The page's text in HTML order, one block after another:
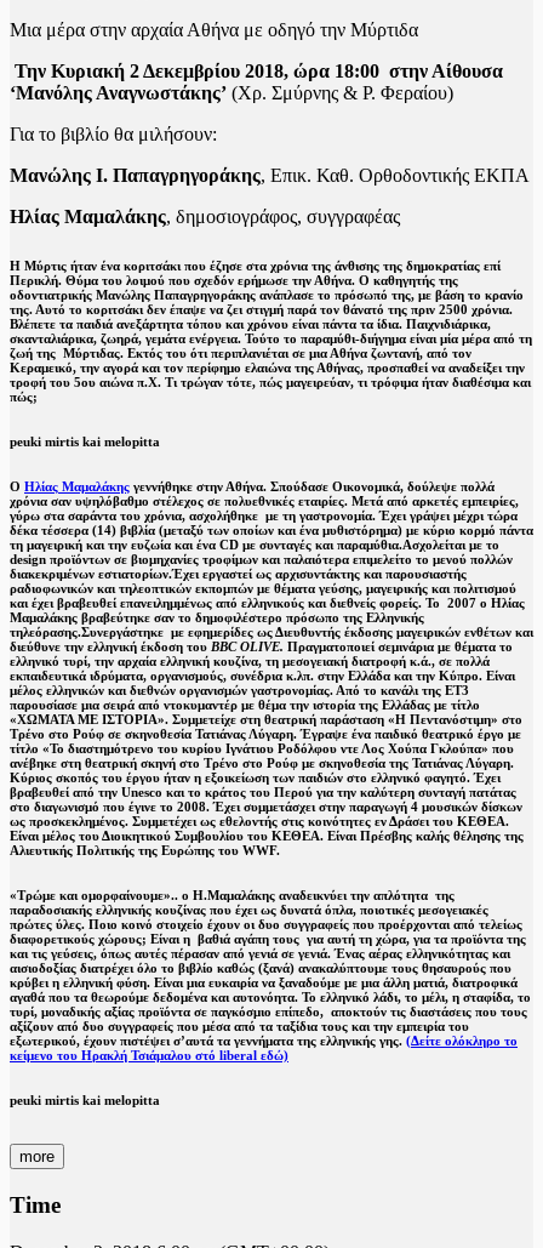
Μια μέρα στην αρχαία Αθήνα με οδηγό την Μύρτιδα
Την Κυριακή 2 Δεκεμβρίου 2018, ώρα 18:00 στην Αίθουσα
‘Μανόλης Αναγνωστάκης’ (Χρ. Σμύρνης & Ρ. Φεραίου)
Για το βιβλίο θα μιλήσουν:
Μανώλης Ι. Παπαγρηγοράκης, Επικ. Καθ. Ορθοδοντικής ΕΚΠΑ
Ηλίας Μαμαλάκης, δημοσιογράφος, συγγραφέας
Η Μύρτις ήταν ένα κοριτσάκι που έζησε στα χρόνια της άνθισης της δημοκρατίας επί
Περικλή. Θύμα του λοιμού που σχεδόν ερήμωσε την Αθήνα. Ο καθηγητής της
οδοντιατρικής Μανώλης Παπαγρηγοράκης ανάπλασε το πρόσωπό της, με βάση το κρανίο
της. Αυτό το κοριτσάκι δεν έπαψε να ζει στιγμή παρά τον θάνατό της πριν 2500 χρόνια.
Βλέπετε τα παιδιά ανεξάρτητα τόπου και χρόνου είναι πάντα τα ίδια. Παιχνιδιάρικα,
σκανταλιάρικα, ζωηρά, γεμάτα ενέργεια. Τούτο το παραμύθι-διήγημα είναι μία μέρα από τη
ζωή της Μύρτιδας. Εκτός του ότι περιπλανιέται σε μια Αθήνα ζωντανή, από τον
Κεραμεικό, την αγορά και τον περίφημο ελαιώνα της Αθήνας, προσπαθεί να αναδείξει την
τροφή του 5ου αιώνα π.Χ. Τι τρώγαν τότε, πώς μαγειρεύαν, τι τρόφιμα ήταν διαθέσιμα και
πώς;
peuki mirtis kai melopitta
Ο Ηλίας Μαμαλάκης γεννήθηκε στην Αθήνα. Σπούδασε Οικονομικά, δούλεψε πολλά
χρόνια σαν υψηλόβαθμο στέλεχος σε πολυεθνικές εταιρίες. Μετά από αρκετές εμπειρίες,
γύρω στα σαράντα του χρόνια, ασχολήθηκε με τη γαστρονομία. Έχει γράψει μέχρι τώρα
δέκα τέσσερα (14) βιβλία (μεταξύ των οποίων και ένα μυθιστόρημα) με κύριο κορμό πάντα
τη μαγειρική και την ευζωία και ένα CD με συνταγές και παραμύθια.Ασχολείται με το
design προϊόντων σε βιομηχανίες τροφίμων και παλαιότερα επιμελείτο το μενού πολλών
διακεκριμένων εστιατορίων.Έχει εργαστεί ως αρχισυντάκτης και παρουσιαστής
ραδιοφωνικών και τηλεοπτικών εκπομπών με θέματα γεύσης, μαγειρικής και πολιτισμού
και έχει βραβευθεί επανειλημμένως από ελληνικούς και διεθνείς φορείς. Το 2007 ο Ηλίας
Μαμαλάκης βραβεύτηκε σαν το δημοφιλέστερο πρόσωπο της Ελληνικής
τηλεόρασης.Συνεργάστηκε με εφημερίδες ως Διευθυντής έκδοσης μαγειρικών ενθέτων και
διεύθυνε την ελληνική έκδοση του BBC OLIVE. Πραγματοποιεί σεμινάρια με θέματα το
ελληνικό τυρί, την αρχαία ελληνική κουζίνα, τη μεσογειακή διατροφή κ.ά., σε πολλά
εκπαιδευτικά ιδρύματα, οργανισμούς, συνέδρια κ.λπ. στην Ελλάδα και την Κύπρο. Είναι
μέλος ελληνικών και διεθνών οργανισμών γαστρονομίας. Από το κανάλι της ΕΤ3
παρουσίασε μια σειρά από ντοκυμαντέρ με θέμα την ιστορία της Ελλάδας με τίτλο
«ΧΩΜΑΤΑ ΜΕ ΙΣΤΟΡΙΑ». Συμμετείχε στη θεατρική παράσταση «Η Πεντανόστιμη» στο
Τρένο στο Ρούφ σε σκηνοθεσία Τατιάνας Λύγαρη. Έγραψε ένα παιδικό θεατρικό έργο με
τίτλο «Το διαστημότρενο του κυρίου Ιγνάτιου Ροδόλφου ντε Λος Χούπα Γκλούπα» που
ανέβηκε στη θεατρική σκηνή στο Τρένο στο Ρούφ με σκηνοθεσία της Τατιάνας Λύγαρη.
Κύριος σκοπός του έργου ήταν η εξοικείωση των παιδιών στο ελληνικό φαγητό. Έχει
βραβευθεί από την Unesco και το κράτος του Περού για την καλύτερη συνταγή πατάτας
στο διαγωνισμό που έγινε το 2008. Έχει συμμετάσχει στην παραγωγή 4 μουσικών δίσκων
ως προσκεκλημένος. Συμμετέχει ως εθελοντής στις κοινότητες εν Δράσει του ΚΕΘΕΑ.
Είναι μέλος του Διοικητικού Συμβουλίου του ΚΕΘΕΑ. Είναι Πρέσβης καλής θέλησης της
Αλιευτικής Πολιτικής της Ευρώπης του WWF.
«Τρώμε και ομορφαίνουμε».. ο Η.Μαμαλάκης αναδεικνύει την απλότητα της
παραδοσιακής ελληνικής κουζίνας που έχει ως δυνατά όπλα, ποιοτικές μεσογειακές
πρώτες ύλες. Ποιο κοινό στοιχείο έχουν οι δυο συγγραφείς που προέρχονται από τελείως
διαφορετικούς χώρους; Είναι η βαθιά αγάπη τους για αυτή τη χώρα, για τα προϊόντα της
και τις γεύσεις, όπως αυτές πέρασαν από γενιά σε γενιά. Ένας αέρας ελληνικότητας και
αισιοδοξίας διατρέχει όλο το βιβλίο καθώς (ξανά) ανακαλύπτουμε τους θησαυρούς που
κρύβει η ελληνική φύση. Είναι μια ευκαιρία να ξαναδούμε με μια άλλη ματιά, διατροφικά
αγαθά που τα θεωρούμε δεδομένα και αυτονόητα. Το ελληνικό λάδι, το μέλι, η σταφίδα, το
τυρί, μοναδικής αξίας προϊόντα σε παγκόσμιο επίπεδο, αποκτούν τις διαστάσεις που τους
αξίζουν από δυο συγγραφείς που μέσα από τα ταξίδια τους και την εμπειρία του
εξωτερικού, έχουν πιστέψει σ’αυτά τα γεννήματα της ελληνικής γης. (Δείτε ολόκληρο το
κείμενο του Ηρακλή Τσιάμαλου στό liberal εδώ)
peuki mirtis kai melopitta
more
Time